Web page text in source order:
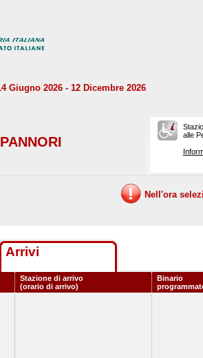
Giugno 2026 - 12 Dicembre 2026
alle
Nell'ora
Arrivi
Stazione di arrivo
(orario di arrivo)
Binario